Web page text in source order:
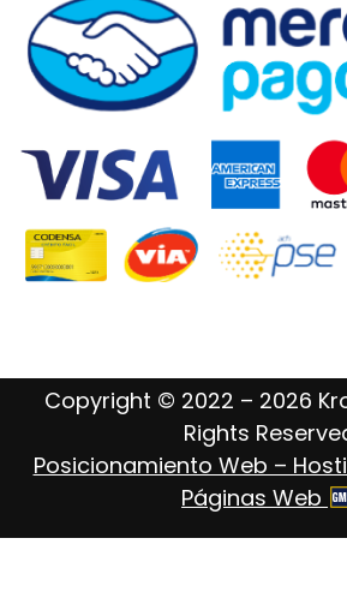
Copyright © 2022 – 2026
Rights
Posicionamiento Web –
Páginas Web